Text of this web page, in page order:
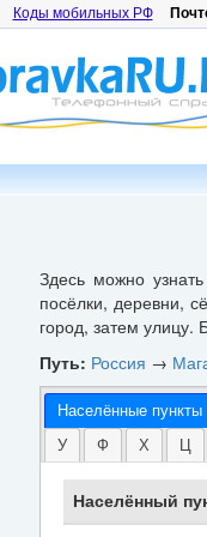
Коды мобильных РФ
Здесь можно узнать
посёлки, деревни,
город, затем улицу.
Путь: Россия →
Населённые пункты
У
Ф Х
Населённый